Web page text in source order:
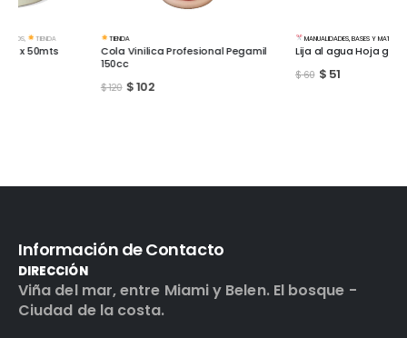
TIENDA
Cola Vinilica Profesional Pegamil
BASES Y MATERIALES, TIENDA
Lija al agua Hoja grano 2000
Información de Contacto
DIRECCIÓN
Viña del mar, entre Miami y Belen. El bosque -
Ciudad de la costa.